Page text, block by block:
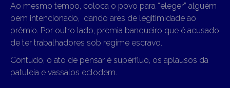
Ao mesmo tempo, coloca o povo para “eleger” alguém
bem intencionado, dando ares de legitimidade ao
prêmio. Por outro lado, premia banqueiro que é acusado
de ter trabalhadores sob regime escravo.
Contudo, o ato de pensar é supérfluo, os aplausos da
patuleia e vassalos eclodem.